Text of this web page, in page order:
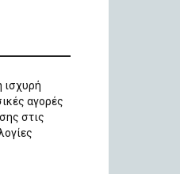
ισχυρή
αγορές
στις